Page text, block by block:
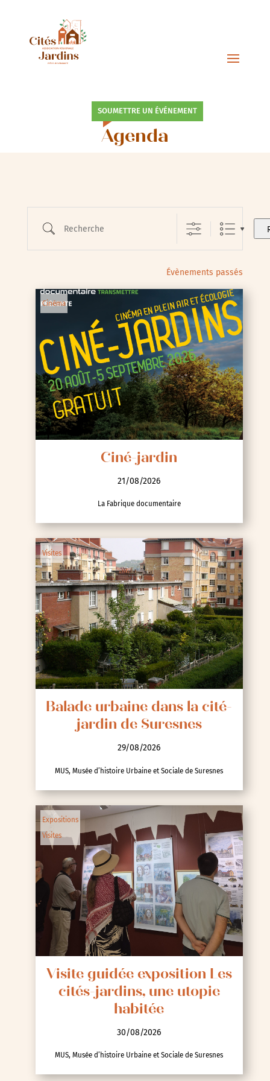
SOUMETTRE UN ÉVÉNEMENT
Agenda
Évènements passés
Cinéma
Ciné-jardin
21/08/2026
La Fabrique documentaire
Visites
Balade urbaine dans la cité-
jardin de Suresnes
29/08/2026
MUS, Musée d’histoire Urbaine et Sociale de Suresnes
Expositions
Visites
Visite guidée exposition Les
cités-jardins, une utopie
habitée
30/08/2026
MUS, Musée d’histoire Urbaine et Sociale de Suresnes